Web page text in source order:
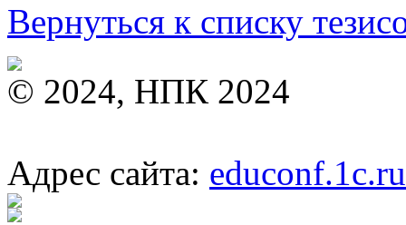
Вернуться к списку
© 2024, НПК 2024
Адрес сайта: educonf.1c.ru